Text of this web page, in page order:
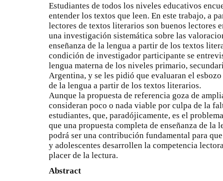
Estudiantes de todos los niveles educativos
entender los textos que leen. En este trabajo, a
lectores de textos literarios son buenos lectores
una investigación sistemática sobre las
enseñanza de la lengua a partir de los textos
condición de investigador participante se
lengua materna de los niveles primario,
Argentina, y se les pidió que evaluaran el
de la lengua a partir de los textos literarios.
Aunque la propuesta de referencia goza de
consideran poco o nada viable por culpa de la
estudiantes, que, paradójicamente, es el
que una propuesta completa de enseñanza de
podrá ser una contribución fundamental para
y adolescentes desarrollen la competencia
placer de la lectura.
Abstract